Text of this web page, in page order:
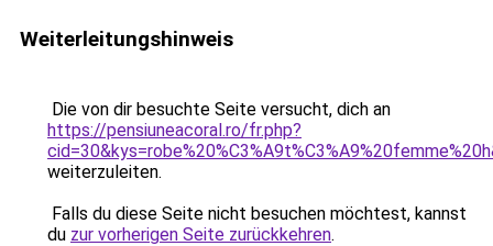
Weiterleitungshinweis
Die von dir besuchte Seite versucht, dich an
https://pensiuneacoral.ro/fr.php?
weiterzuleiten.
Falls du diese Seite nicht besuchen möchtest, kannst
du zur vorherigen Seite zurückkehren.